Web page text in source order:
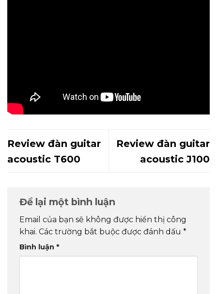
Review đàn guitar
acoustic T600
Review đàn guitar
acoustic J100
Để lại một bình luận
Email của bạn sẽ không được hiển thị công
khai. Các trường bắt buộc được đánh dấu *
Bình luận *